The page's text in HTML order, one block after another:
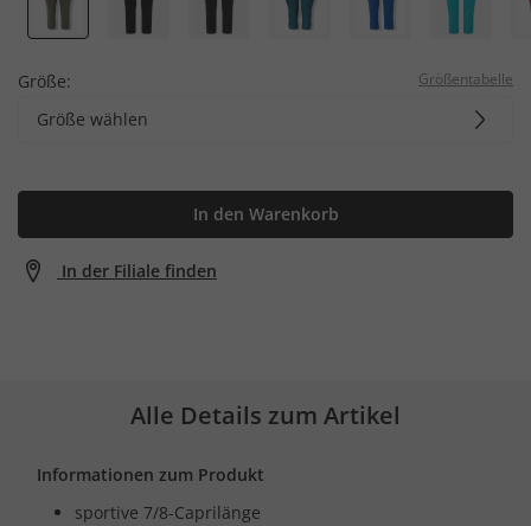
Größe: Größentabelle
Größe wählen
In den Warenkorb
In der Filiale finden
Alle Details zum Artikel
Informationen zum Produkt
sportive 7/8-Caprilänge